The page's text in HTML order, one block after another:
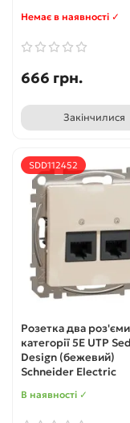
Немає в наявності ✓
666 грн.
Закінчилися
SDD112452
Розетка два
категорії 5E UTP
Design (бежевий)
Schneider Electric
В наявності ✓